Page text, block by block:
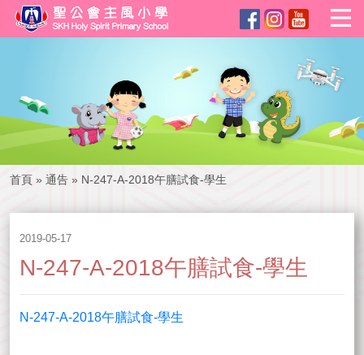
首頁 » 通告 » N-247-A-2018午膳試食-學生
2019-05-17
N-247-A-2018午膳試食-學生
N-247-A-2018午膳試食-學生